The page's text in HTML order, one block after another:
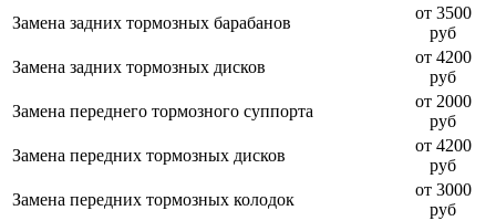
Замена задних тормозных барабанов
от 3500
руб
Замена задних тормозных дисков
от 4200
руб
Замена переднего тормозного суппорта
от 2000
руб
Замена передних тормозных дисков
от 4200
руб
Замена передних тормозных колодок
от 3000
руб